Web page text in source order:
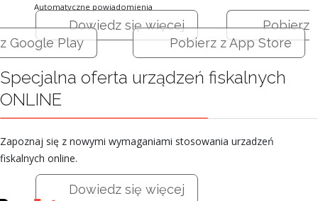
Automatyczne powiadomienia
Dowiedz się więcej
Pobierz
z Google Play
Pobierz z App Store
Specjalna oferta urządzeń fiskalnych
ONLINE
Zapoznaj się z nowymi wymaganiami stosowania urzadzeń
fiskalnych online.
Dowiedz się więcej